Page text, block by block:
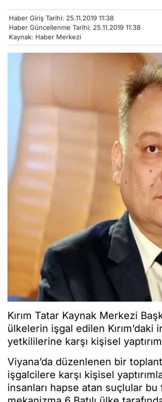
Haber Giriş Tarihi: 25.11.2019 11:38
Haber Güncellenme Tarihi: 25.11.2019 11:38
Kaynak: Haber Merkezi
Kırım Tatar Kaynak Merkezi
ülkelerin işgal edilen
yetkililerine karşı kişisel
Viyana’da düzenlenen bir
işgalcilere karşı kişisel
insanları hapse atan suçlular bu